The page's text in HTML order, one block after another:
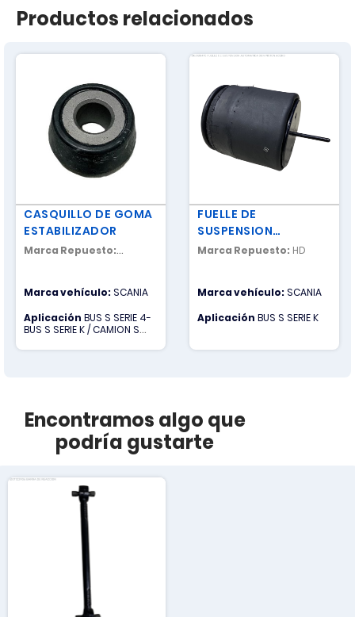
Productos relacionados
CASQUILLO DE GOMA
ESTABILIZADOR
Marca Repuesto:
Marca vehículo:SCANIA
Aplicación BUS S SERIE 4-
BUS S SERIE K / CAMION S
CAMION S SERIE R
FUELLE DE
SUSPENSION
AUTOMATICA CON
Marca Repuesto: HD
Marca vehículo:SCANIA
Aplicación BUS S SERIE K
Encontramos algo que
podría gustarte